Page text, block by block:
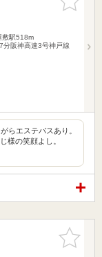
りに追加
敷駅518m
分阪神高速3号神戸線
らエステバスあり。
様の笑顔よし。
お気に入
りに追加